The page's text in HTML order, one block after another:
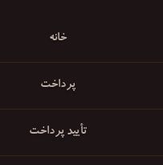
خانه
پرداخت
تأیید پرداخت